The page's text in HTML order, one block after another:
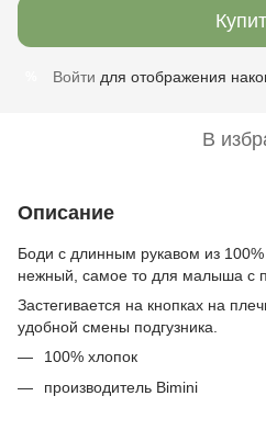
Войти для отображения
В
Описание
Боди с длинным рукавом из 100%
нежный, самое то для малыша с
Застегивается на кнопках на
удобной смены подгузника.
100% хлопок
производитель Bimini